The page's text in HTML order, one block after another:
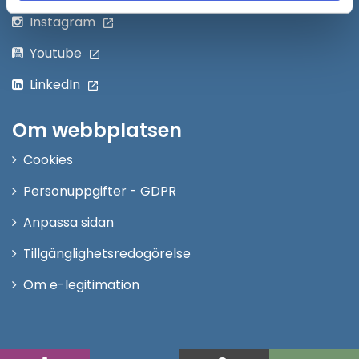
Instagram
Youtube
LinkedIn
Om webbplatsen
Cookies
Personuppgifter - GDPR
Anpassa sidan
Tillgänglighetsredogörelse
Om e-legitimation